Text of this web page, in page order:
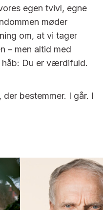
egen tvivl, egne
møder
om, at vi tager
– men altid med
Du er værdifuld.
bestemmer. I går. I